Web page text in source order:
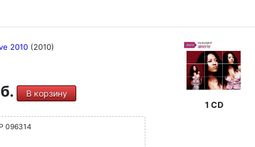
2010 (2010)
В корзину
096314
1 CD